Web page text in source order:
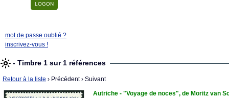
mot de passe oublié ?
inscrivez-vous !
- Timbre 1 sur 1 références
Retour à la liste › Précédent› Suivant
Autriche - "Voyage de noces", de Moritz van